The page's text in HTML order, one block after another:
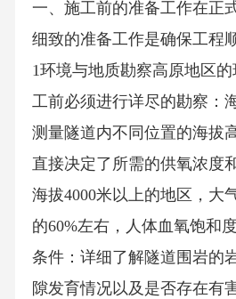
一、施工前的准备工作在正
细致的准备工作是确保工程
1环境与地质勘察高原地区
工前必须进行详尽的勘察：
测量隧道内不同位置的海拔
直接决定了所需的供氧浓度
海拔4000米以上的地区，大
的60%左右，人体血氧饱和
条件：详细了解隧道围岩的
隙发育情况以及是否存在有